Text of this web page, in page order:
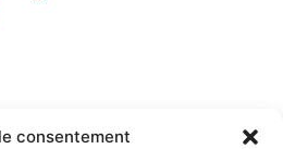
consentement